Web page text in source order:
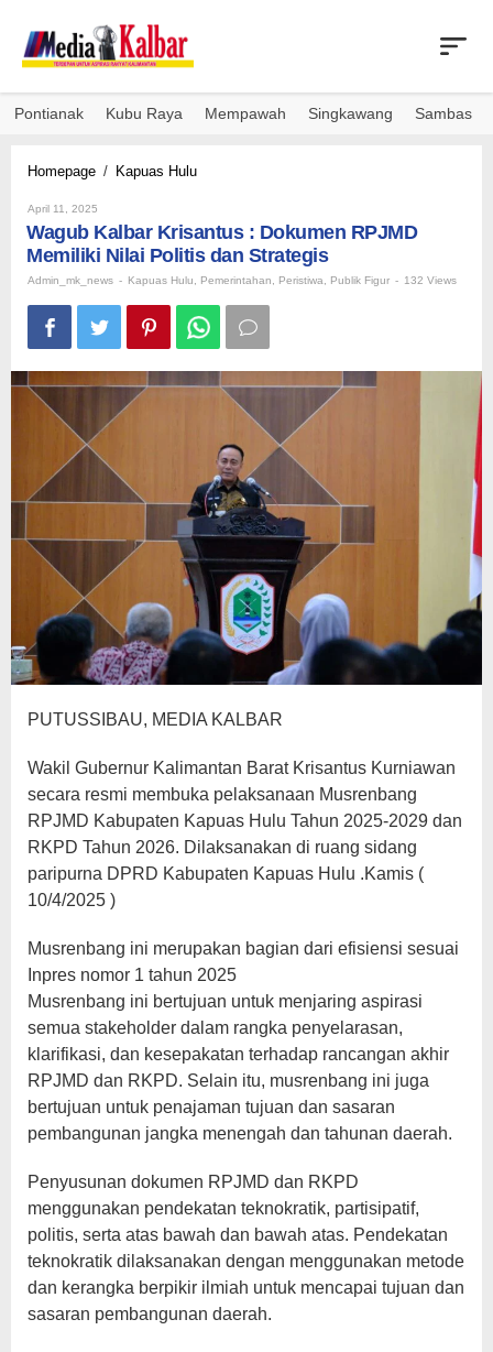
content
Pontianak Kubu Raya Mempawah Singkawang Sambas
Homepage / Kapuas HuluWagub
:
Dokumen
Memiliki
Nilai
Politis
dan
Strategis
April 11, 2025
Wagub Kalbar Krisantus : Dokumen RPJMD
Memiliki Nilai Politis dan Strategis
Admin_mk_news - Kapuas Hulu Pemerintahan Peristiwa Publik Figur - 132 Views
PUTUSSIBAU, MEDIA KALBAR
Wakil Gubernur Kalimantan Barat Krisantus Kurniawan
secara resmi membuka pelaksanaan Musrenbang
RPJMD Kabupaten Kapuas Hulu Tahun 2025-2029 dan
RKPD Tahun 2026. Dilaksanakan di ruang sidang
paripurna DPRD Kabupaten Kapuas Hulu .Kamis (
10/4/2025 )
Musrenbang ini merupakan bagian dari efisiensi sesuai
Inpres nomor 1 tahun 2025
Musrenbang ini bertujuan untuk menjaring aspirasi
semua stakeholder dalam rangka penyelarasan,
klarifikasi, dan kesepakatan terhadap rancangan akhir
RPJMD dan RKPD. Selain itu, musrenbang ini juga
bertujuan untuk penajaman tujuan dan sasaran
pembangunan jangka menengah dan tahunan daerah.
Penyusunan dokumen RPJMD dan RKPD
menggunakan pendekatan teknokratik, partisipatif,
politis, serta atas bawah dan bawah atas. Pendekatan
teknokratik dilaksanakan dengan menggunakan metode
dan kerangka berpikir ilmiah untuk mencapai tujuan dan
sasaran pembangunan daerah.